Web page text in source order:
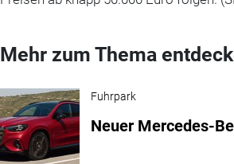
Mehr zum Thema
Fuhrpark
Neuer Mercedes-